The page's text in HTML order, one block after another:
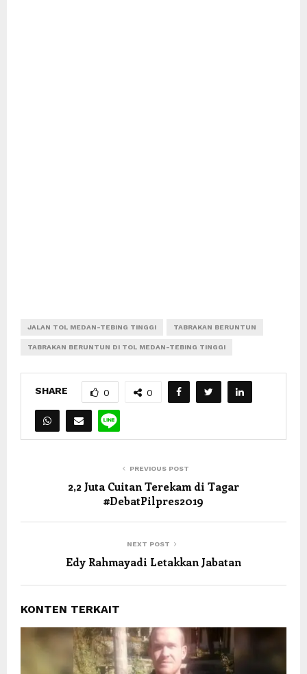
JALAN TOL MEDAN-TEBING TINGGI TABRAKAN BERUNTUN
TABRAKAN BERUNTUN DI TOL MEDAN-TEBING TINGGI
SHARE 0 0
PREVIOUS POST
2,2 Juta Cuitan Terekam di Tagar
#DebatPilpres2019
NEXT POST
Edy Rahmayadi Letakkan Jabatan
KONTEN TERKAIT